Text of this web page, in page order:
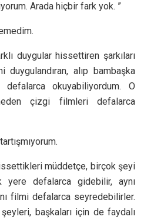
Arada hiçbir fark yok. ”
duygular hissettiren şarkıları
alıp bambaşka
okuyabiliyordum. O
çizgi filmleri defalarca
müddetçe, birçok şeyi
yere defalarca gidebilir, aynı
filmi defalarca seyredebilirler.
başkaları için de faydalı